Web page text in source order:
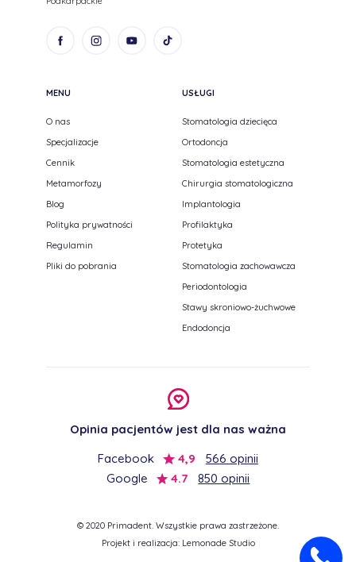
MENU
O nas
Specjalizacje
Cennik
Metamorfozy
Blog
Polityka prywatności
Regulamin
Pliki do pobrania
USŁUGI
Stomatologia dziecięca
Ortodoncja
Stomatologia estetyczna
Chirurgia stomatologiczna
Implantologia
Profilaktyka
Protetyka
Stomatologia zachowawcza
Periodontologia
Stawy skroniowo-żuchwowe
Endodoncja
Opinia pacjentów jest dla nas ważna
Facebook
4,9
566 opinii
Google
4.7 850 opinii
© 2020 Primadent. Wszystkie prawa zastrzeżone.
Projekt i realizacja: Lemonade Studio